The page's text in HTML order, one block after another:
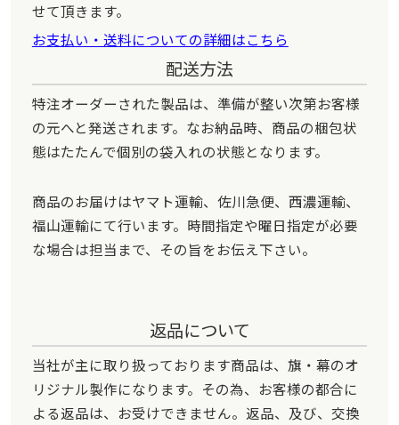
せて頂きます。
お支払い・送料についての詳細はこちら
配送方法
特注オーダーされた製品は、準備が整い次第お客様
の元へと発送されます。なお納品時、商品の梱包状
態はたたんで個別の袋入れの状態となります。
商品のお届けはヤマト運輸、佐川急便、西濃運輸、
福山運輸にて行います。時間指定や曜日指定が必要
な場合は担当まで、その旨をお伝え下さい。
返品について
当社が主に取り扱っております商品は、旗・幕のオ
リジナル製作になります。その為、お客様の都合に
よる返品は、お受けできません。返品、及び、交換